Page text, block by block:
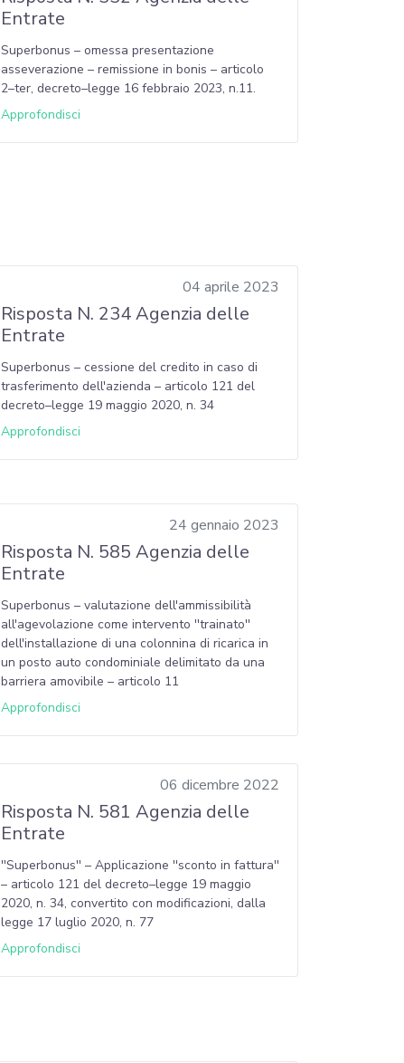
Entrate
Superbonus – omessa presentazione
asseverazione – remissione in bonis – articolo
2–ter, decreto–legge 16 febbraio 2023, n.11.
Approfondisci
04 aprile 2023
Risposta N. 234 Agenzia delle
Entrate
Superbonus – cessione del credito in caso di
trasferimento dell'azienda – articolo 121 del
decreto–legge 19 maggio 2020, n. 34
Approfondisci
24 gennaio 2023
Risposta N. 585 Agenzia delle
Entrate
Superbonus – valutazione dell'ammissibilità
all'agevolazione come intervento ''trainato''
dell'installazione di una colonnina di ricarica in
un posto auto condominiale delimitato da una
barriera amovibile – articolo 11
Approfondisci
06 dicembre 2022
Risposta N. 581 Agenzia delle
Entrate
''Superbonus'' – Applicazione ''sconto in fattura''
– articolo 121 del decreto–legge 19 maggio
2020, n. 34, convertito con modificazioni, dalla
legge 17 luglio 2020, n. 77
Approfondisci